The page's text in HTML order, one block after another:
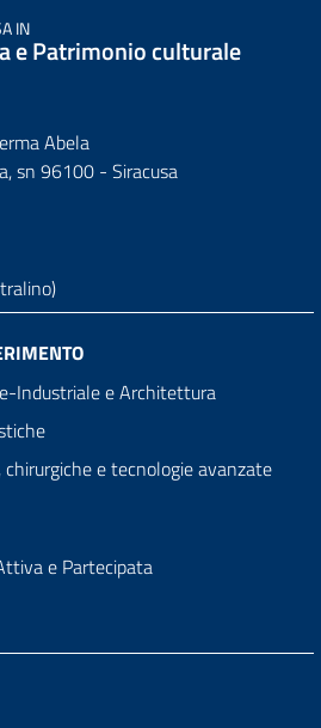
IN
e Patrimonio culturale
Abela
sn 96100 - Siracusa
Industriale e Architettura
chirurgiche e tecnologie avanzate
e Partecipata